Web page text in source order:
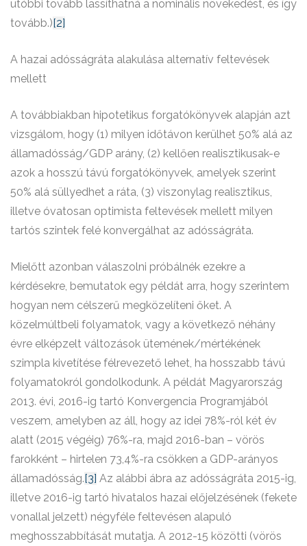
utóbbi tovább lassíthatná a nominális növekedést, és így
tovább.)[2]
A hazai adósságráta alakulása alternatív feltevések
mellett
A továbbiakban hipotetikus forgatókönyvek alapján azt
vizsgálom, hogy (1) milyen időtávon kerülhet 50% alá az
államadósság/GDP arány, (2) kellően realisztikusak-e
azok a hosszú távú forgatókönyvek, amelyek szerint
50% alá süllyedhet a ráta, (3) viszonylag realisztikus,
illetve óvatosan optimista feltevések mellett milyen
tartós szintek felé konvergálhat az adósságráta.
Mielőtt azonban válaszolni próbálnék ezekre a
kérdésekre, bemutatok egy példát arra, hogy szerintem
hogyan nem célszerű megközelíteni őket. A
közelmúltbeli folyamatok, vagy a következő néhány
évre elképzelt változások ütemének/mértékének
szimpla kivetítése félrevezető lehet, ha hosszabb távú
folyamatokról gondolkodunk. A példát Magyarország
2013. évi, 2016-ig tartó Konvergencia Programjából
veszem, amelyben az áll, hogy az idei 78%-ról két év
alatt (2015 végéig) 76%-ra, majd 2016-ban – vörös
farokként – hirtelen 73,4%-ra csökken a GDP-arányos
államadósság.[3] Az alábbi ábra az adósságráta 2015-ig,
illetve 2016-ig tartó hivatalos hazai előjelzésének (fekete
vonallal jelzett) négyféle feltevésen alapuló
meghosszabbítását mutatja. A 2012-15 közötti (vörös